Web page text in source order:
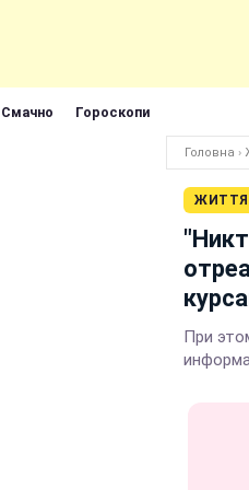
Смачно Гороскопи
Головна ›
ЖИТТЯ
При